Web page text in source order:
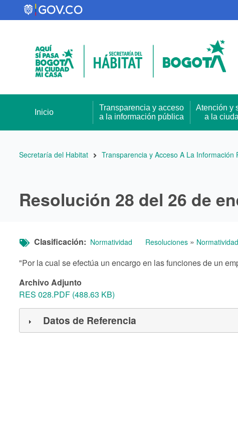
al
Inicio
Transparencia y acceso
a la información pública
Atención y
a la
Ruta
navegación
Secretaría del Habitat Transparencia y Acceso A La Información
Resolución 28 del 26 de
Clasificación Normatividad Resoluciones » Normatividad
"Por la cual se efectúa un encargo en las funciones de un
Archivo Adjunto
RES 028.PDF (488.63 KB)
Datos de Referencia